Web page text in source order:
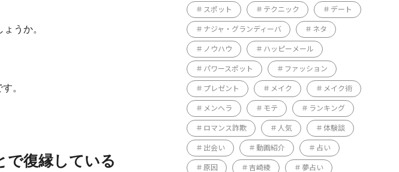
うか。
。
で復縁している
スポット テクニック デート
ナジャ・グランディーバ ネタ
ノウハウ ハッピーメール
パワースポット ファッション
プレゼント メイク メイク術
メンヘラ モテ ランキング
ロマンス詐欺 人気 体験談
出会い 動画紹介 占い
原因 吉崎綾 夢占い